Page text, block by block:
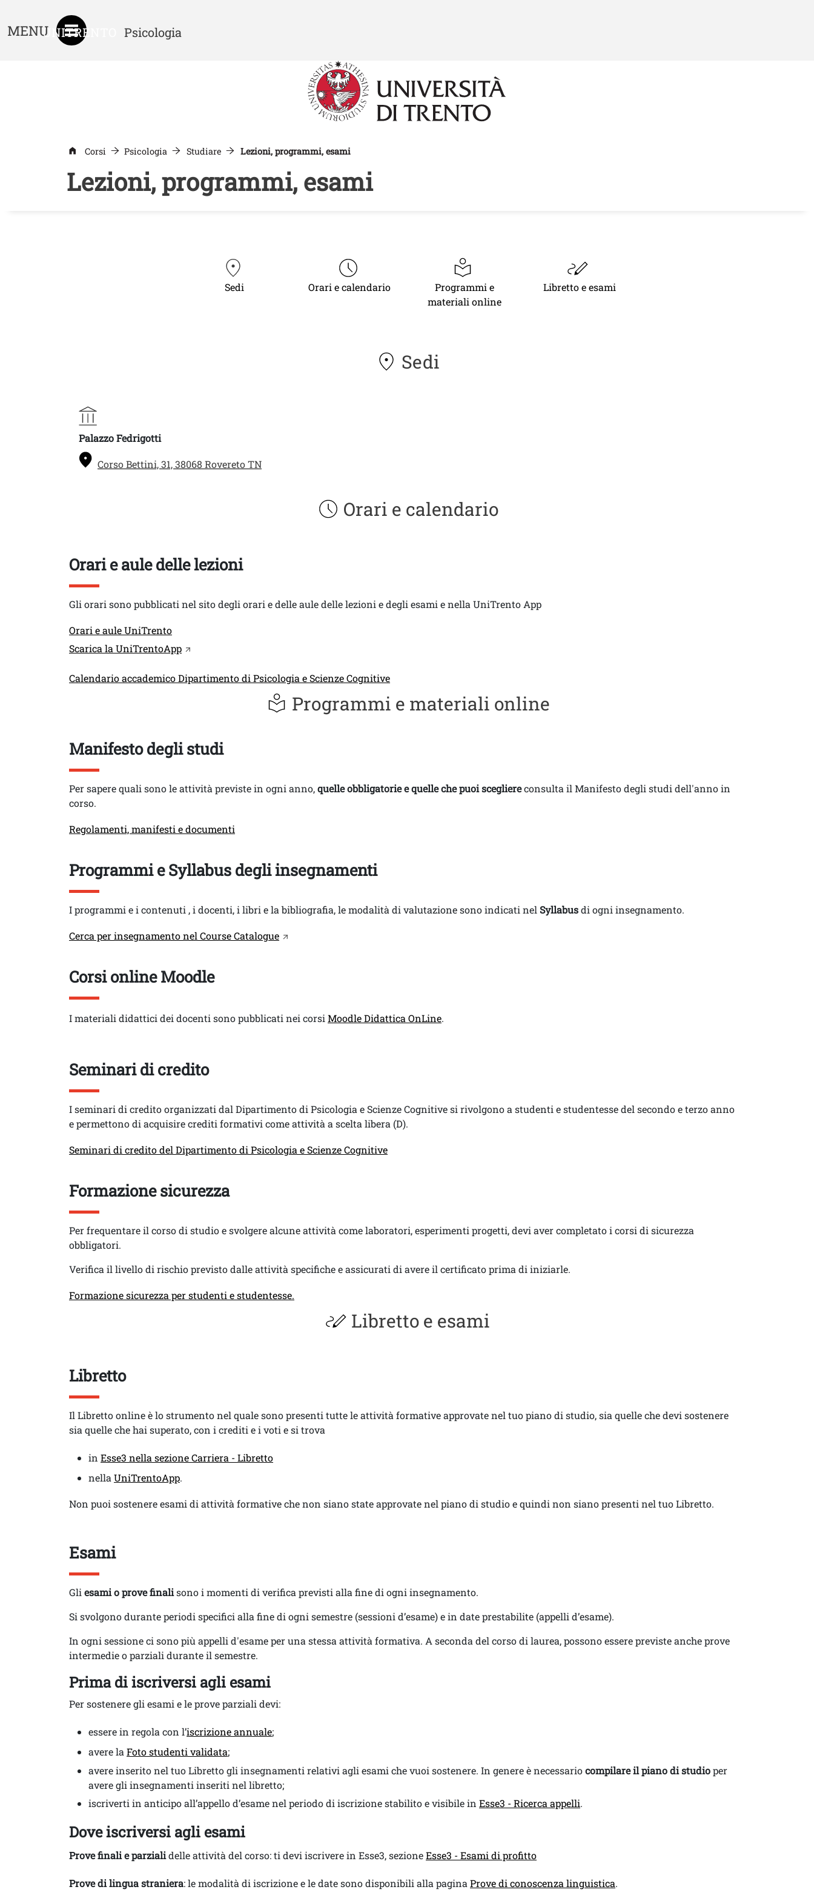
UNITRENTO Psicologia
MENU
Corsi Psicologia Studiare Lezioni, programmi, esami
Lezioni, programmi, esami
Sedi Orari e calendario
Programmi e
materiali online
Libretto e esami
Sedi
Palazzo Fedrigotti
Corso Bettini, 31, 38068 Rovereto TN
Orari e calendario
Titolo
Orari e aule delle lezioni
Testo
Gli orari sono pubblicati nel sito degli orari e delle aule delle lezioni e degli esami e nella UniTrento App
Link
Orari e aule UniTrento
Scarica la UniTrentoApp
Link
Calendario accademico Dipartimento di Psicologia e Scienze Cognitive
Programmi e materiali online
Titolo
Manifesto degli studi
Testo
Per sapere quali sono le attività previste in ogni anno,quelle obbligatorie e quelle che puoi scegliereconsulta il Manifesto degli studi dell'anno in
corso.
Link
Regolamenti, manifesti e documenti
Titolo
Programmi e Syllabus degli insegnamenti
Testo
I programmi e i contenuti , i docenti, i libri e la bibliografia, le modalità di valutazione sono indicati nel Syllabusdi ogni insegnamento.
Link
Cerca per insegnamento nel Course Catalogue
Titolo
Corsi online Moodle
Testo
I materiali didattici dei docenti sono pubblicati nei corsiMoodle Didattica OnLine.
Titolo
Seminari di credito
Testo
I seminari di credito organizzati dal Dipartimento di Psicologia e Scienze Cognitive si rivolgono a studenti e studentesse del secondo e terzo anno
e permettono di acquisire crediti formativi come attività a scelta libera (D).
Link
Seminari di credito del Dipartimento di Psicologia e Scienze Cognitive
Titolo
Formazione sicurezza
Testo
Per frequentare il corso di studio e svolgere alcune attività come laboratori, esperimenti progetti, devi aver completato i corsi di sicurezza
obbligatori.
Verifica il livello di rischio previsto dalle attività specifiche e assicurati di avere il certificato prima di iniziarle.
Link
Formazione sicurezza per studenti e studentesse.
Libretto e esami
Titolo
Libretto
Testo
Il Libretto online è lo strumento nel quale sono presenti tutte le attività formative approvate nel tuo piano di studio, sia quelle che devi sostenere
sia quelle che hai superato, con i crediti e i voti e si trova
in Esse3 nella sezione Carriera - Libretto
nellaUniTrentoApp.
Non puoi sostenere esami di attività formative che non siano state approvate nel piano di studio e quindi non siano presenti nel tuo Libretto.
Titolo
Esami
Testo
Gli esami o prove finalisono i momenti di verifica previsti alla fine di ogni insegnamento.
Si svolgono durante periodi specifici alla fine di ogni semestre (sessioni d’esame) e in date prestabilite (appelli d’esame).
In ogni sessione ci sono più appelli d'esame per una stessa attività formativa. A seconda del corso di laurea, possono essere previste anche prove
intermedie o parziali durante il semestre.
Prima di iscriversi agli esami
Per sostenere gli esami e le prove parziali devi:
essere in regola con l’iscrizione annuale;
avere laFoto studenti validata;
avere inserito nel tuo Libretto gli insegnamenti relativi agli esami che vuoi sostenere. In genere è necessariocompilare il piano di studioper
avere gli insegnamenti inseriti nel libretto;
iscriverti in anticipo all’appello d’esame nel periodo di iscrizione stabilito e visibile in Esse3 - Ricerca appelli.
Dove iscriversi agli esami
Prove finali e parzialidelle attività del corso: ti devi iscrivere in Esse3, sezioneEsse3 - Esami di profitto
Prove di lingua straniera: le modalità di iscrizione e le date sono disponibili alla pagina Prove di conoscenza linguistica.